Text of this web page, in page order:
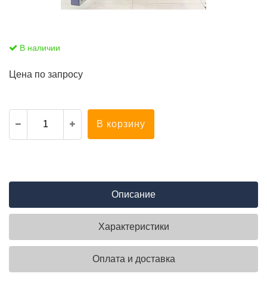
В наличии
Цена по запросу
В корзину
Описание
Характеристики
Оплата и доставка